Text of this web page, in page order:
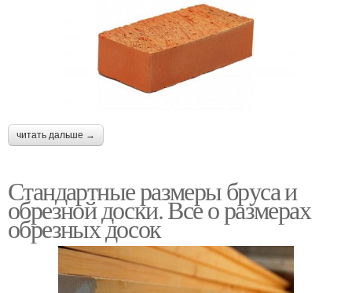
читать дальше →
Стандартные размеры бруса и
обрезной доски. Все о размерах
обрезных досок